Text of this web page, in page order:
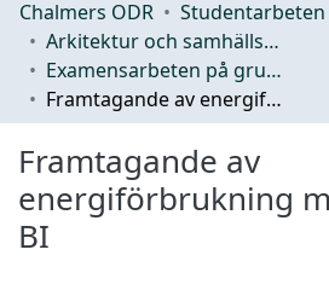
Chalmers ODR
Studentarbeten
Arkitektur och samhällsbyggnadsteknik (ACE)
Examensarbeten på grundnivå
Framtagande av energiförbrukning med hjälp av BI
Framtagande av
energiförbrukning
BI